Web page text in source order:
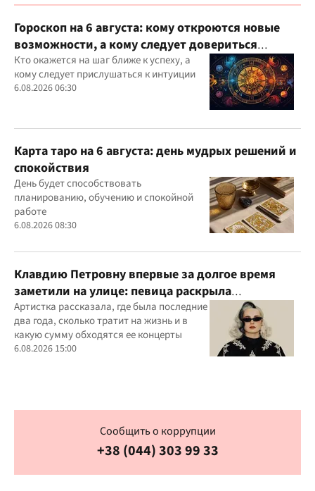
Гороскоп на 6 августа: кому откроются новые
возможности, а кому следует довериться
интуиции
Кто окажется на шаг ближе к успеху, а
кому следует прислушаться к интуиции
6.08.2026 06:30
Карта таро на 6 августа: день мудрых решений и
спокойствия
День будет способствовать
планированию, обучению и спокойной
работе
6.08.2026 08:30
Клавдию Петровну впервые за долгое время
заметили на улице: певица раскрыла
подробности своей жизни
Артистка рассказала, где была последние
два года, сколько тратит на жизнь и в
какую сумму обходятся ее концерты
6.08.2026 15:00
Сообщить о коррупции
+38 (044) 303 99 33